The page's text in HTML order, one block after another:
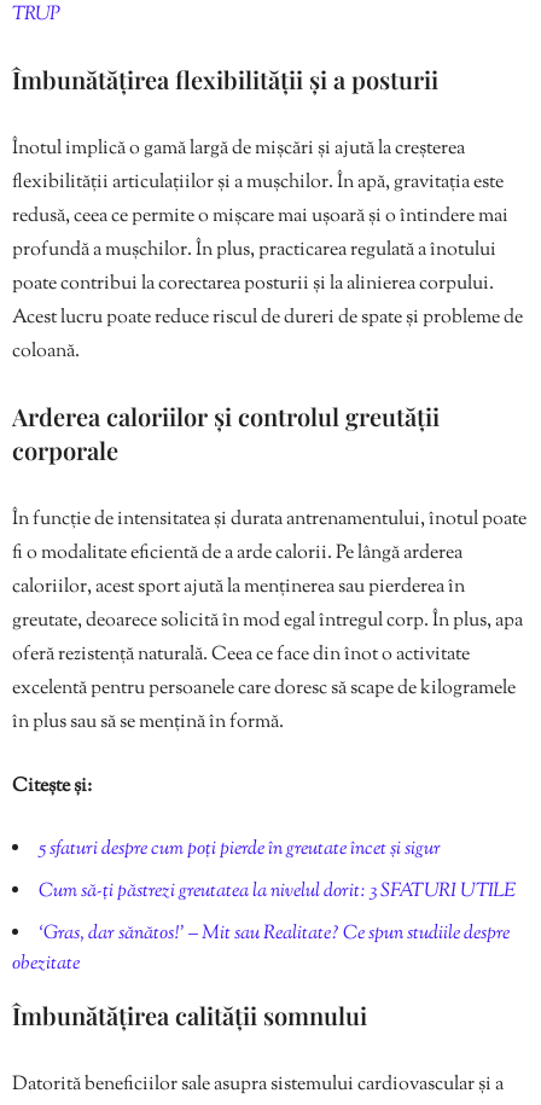
TRUP
Îmbunătățirea flexibilității și a posturii
Înotul implică o gamă largă de mișcări și ajută la creșterea
flexibilității articulațiilor și a mușchilor. În apă, gravitația este
redusă, ceea ce permite o mișcare mai ușoară și o întindere mai
profundă a mușchilor. În plus, practicarea regulată a înotului
poate contribui la corectarea posturii și la alinierea corpului.
Acest lucru poate reduce riscul de dureri de spate și probleme de
coloană.
Arderea caloriilor și controlul greutății
corporale
În funcție de intensitatea și durata antrenamentului, înotul poate
fi o modalitate eficientă de a arde calorii. Pe lângă arderea
caloriilor, acest sport ajută la menținerea sau pierderea în
greutate, deoarece solicită în mod egal întregul corp. În plus, apa
oferă rezistență naturală. Ceea ce face din înot o activitate
excelentă pentru persoanele care doresc să scape de kilogramele
în plus sau să se mențină în formă.
Citește și:
5 sfaturi despre cum poți pierde în greutate încet și sigur
Cum să-ți păstrezi greutatea la nivelul dorit: 3 SFATURI UTILE
‘Gras, dar sănătos!’ – Mit sau Realitate? Ce spun studiile despre
obezitate
Îmbunătățirea calității somnului
Datorită beneficiilor sale asupra sistemului cardiovascular și a